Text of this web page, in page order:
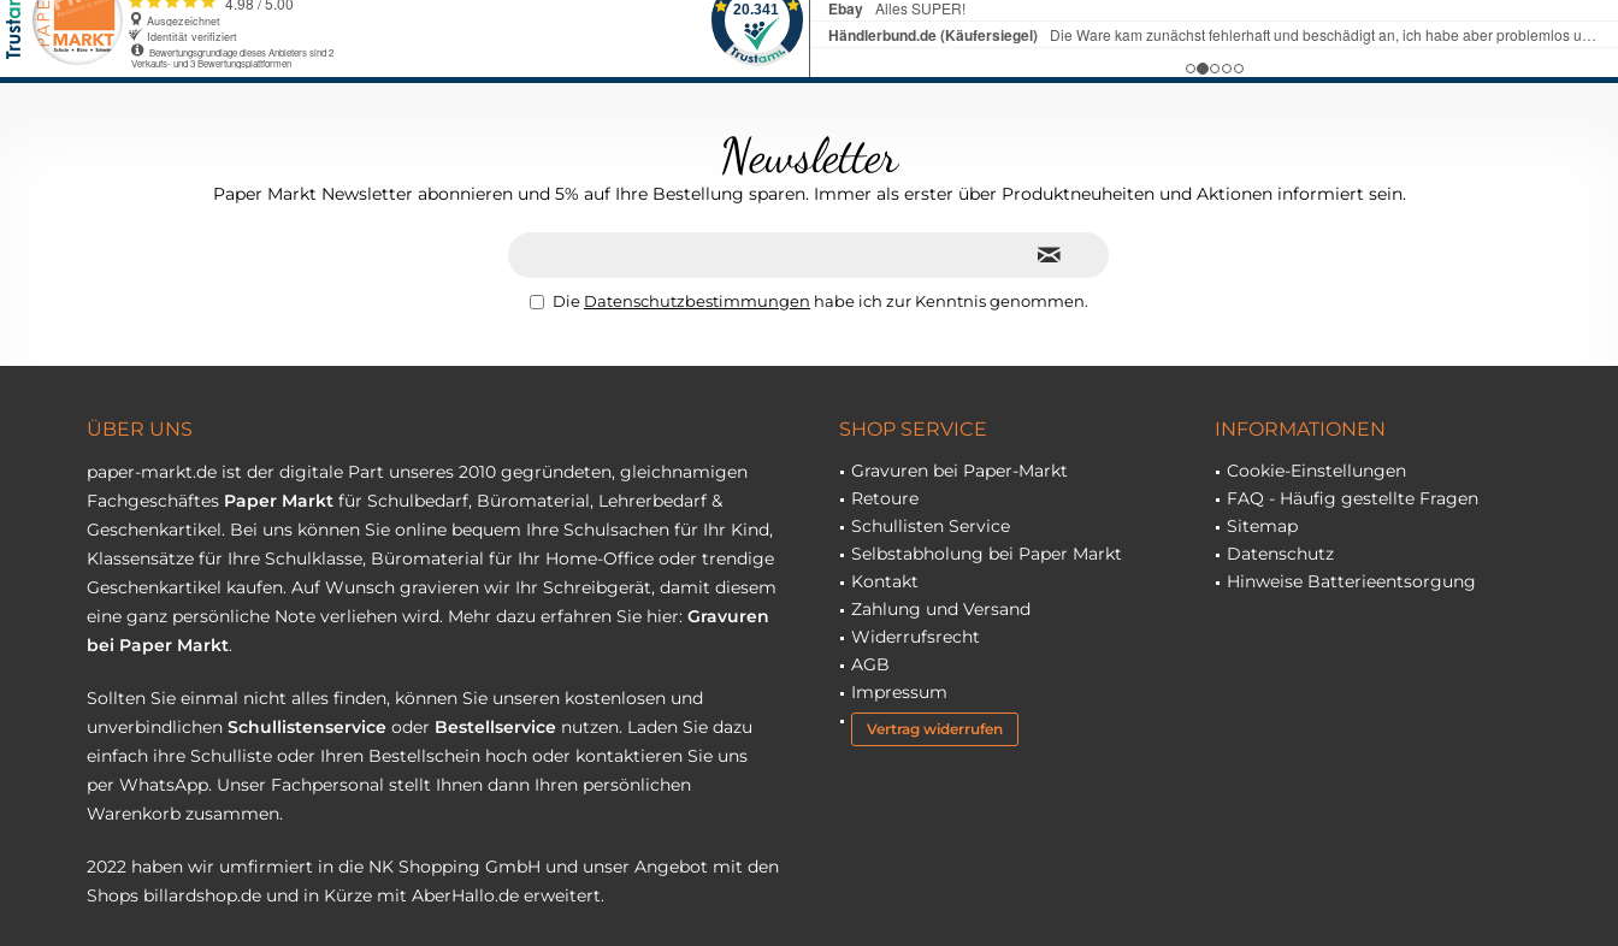
Newsletter
Paper Markt Newsletter abonnieren und 5% auf Ihre Bestellung sparen. Immer als erster über Produktneuheiten und Aktionen informiert sein.
Die Datenschutzbestimmungen habe ich zur Kenntnis genommen.
ÜBER UNS
paper-markt.de ist der digitale Part unseres 2010 gegründeten, gleichnamigen
Fachgeschäftes Paper Markt für Schulbedarf, Büromaterial, Lehrerbedarf &
Geschenkartikel. Bei uns können Sie online bequem Ihre Schulsachen für Ihr Kind,
Klassensätze für Ihre Schulklasse, Büromaterial für Ihr Home-Office oder trendige
Geschenkartikel kaufen. Auf Wunsch gravieren wir Ihr Schreibgerät, damit diesem
eine ganz persönliche Note verliehen wird. Mehr dazu erfahren Sie hier: Gravuren
bei Paper Markt.
Sollten Sie einmal nicht alles finden, können Sie unseren kostenlosen und
unverbindlichen Schullistenservice oder Bestellservice nutzen. Laden Sie dazu
einfach ihre Schulliste oder Ihren Bestellschein hoch oder kontaktieren Sie uns
per WhatsApp. Unser Fachpersonal stellt Ihnen dann Ihren persönlichen
Warenkorb zusammen.
2022 haben wir umfirmiert in die NK Shopping GmbH und unser Angebot mit den
Shops billardshop.de und in Kürze mit AberHallo.de erweitert.
SHOP SERVICE
Gravuren bei Paper-Markt
Retoure
Schullisten Service
Selbstabholung bei Paper Markt
Kontakt
Zahlung und Versand
Widerrufsrecht
AGB
Impressum
Vertrag widerrufen
INFORMATIONEN
Cookie-Einstellungen
FAQ - Häufig gestellte Fragen
Sitemap
Datenschutz
Hinweise Batterieentsorgung